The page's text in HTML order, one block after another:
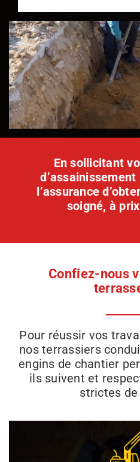
En sollicitant
d’assainissement
l’assurance
soigné, à
Confiez-nous
Pour réussir vos
nos terrassiers
engins de chantier
ils suivent et
strictes